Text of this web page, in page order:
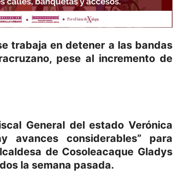
trabaja en detener a las bandas
pese al incremento de
General del estado Verónica
avances considerables” para
de Cosoleacaque Gladys
la semana pasada.